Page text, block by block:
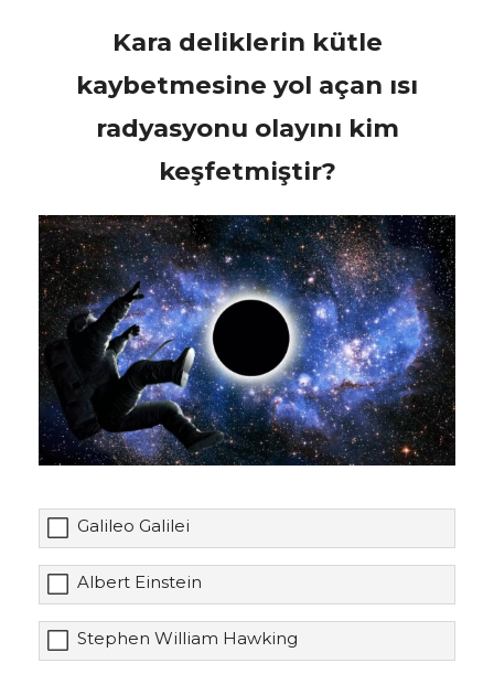
Kara deliklerin kütle
kaybetmesine yol açan ısı
radyasyonu olayını kim
keşfetmiştir?
Galileo Galilei
Albert Einstein
Stephen William Hawking